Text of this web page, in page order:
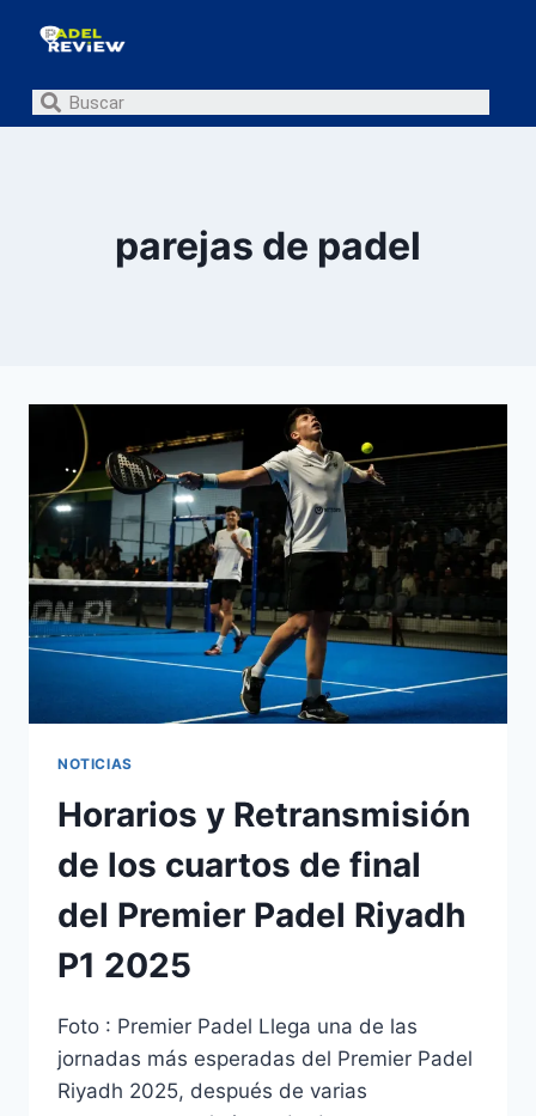
parejas de padel
NOTICIAS
Horarios y Retransmisión
de los cuartos de final
del Premier Padel Riyadh
P1 2025
Foto : Premier Padel Llega una de las
jornadas más esperadas del Premier Padel
Riyadh 2025, después de varias